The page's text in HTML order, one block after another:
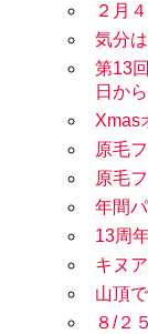
２月
気分
第13
日から
Xmas
原毛
原毛
年間
13周
キヌ
山頂
８/２